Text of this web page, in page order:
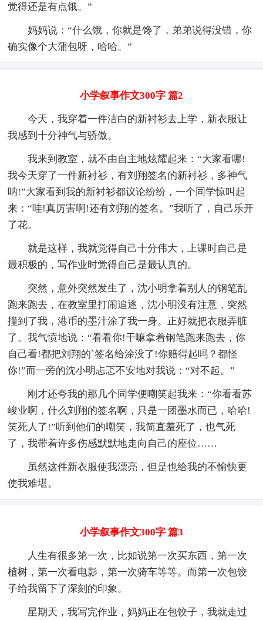
觉得还是有点饿。”
妈妈说：“什么饿，你就是馋了，弟弟说得没错，你
确实像个大蒲包呀，哈哈。”
小学叙事作文300字 篇2
今天，我穿着一件洁白的新衬衫去上学，新衣服让
我感到十分神气与骄傲。
我来到教室，就不由自主地炫耀起来：“大家看哪!
我今天穿了一件新衬衫，有刘翔签名的新衬衫，多神气
呐!”大家看到我的新衬衫都议论纷纷，一个同学惊叫起
来：“哇!真厉害啊!还有刘翔的签名。”我听了，自己乐开
了花。
就是这样，我就觉得自己十分伟大，上课时自己是
最积极的，写作业时觉得自己是最认真的。
突然，意外突然发生了，沈小明拿着别人的钢笔乱
跑来跑去，在教室里打闹追逐，沈小明没有注意，突然
撞到了我，港币的墨汁涂了我一身。正好就把衣服弄脏
了。我气愤地说：“看看你!干嘛拿着钢笔跑来跑去，你
自己看!都把刘翔的`签名给涂没了!你赔得起吗？都怪
你!”而一旁的沈小明忐忑不安地对我说：“对不起。”
刚才还夸我的那几个同学便嘲笑起我来：“你看看苏
峻业啊，什么刘翔的签名啊，只是一团墨水而已，哈哈!
笑死人了!”听到他们的嘲笑，我简直羞死了，也气死
了，我带着许多伤感默默地走向自己的座位……
虽然这件新衣服使我漂亮，但是也给我的不愉快更
使我难堪。
小学叙事作文300字 篇3
人生有很多第一次，比如说第一次买东西，第一次
植树，第一次看电影，第一次骑车等等。而第一次包饺
子给我留下了深刻的印象。
星期天，我写完作业，妈妈正在包饺子，我就走过